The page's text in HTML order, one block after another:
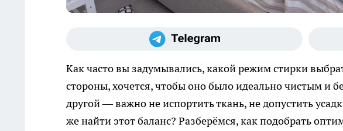
Как часто вы задумывались, какой режим стирки
стороны, хочется, чтобы оно было идеально чистым и
другой — важно не испортить ткань, не допустить
же найти этот баланс? Разберёмся, как подобрать